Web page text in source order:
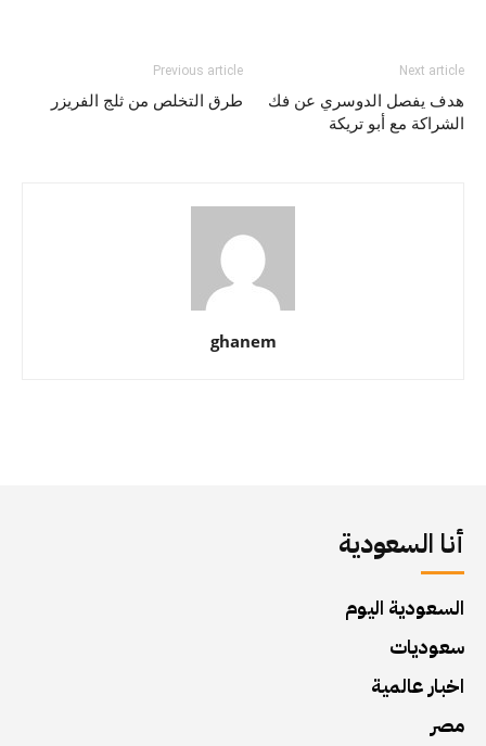
Previous article
طرق التخلص من ثلج الفريزر
Next article
هدف يفصل الدوسري عن فك
الشراكة مع أبو تريكة
ghanem
أنا السعودية
السعودية اليوم
سعوديات
اخبار عالمية
مصر